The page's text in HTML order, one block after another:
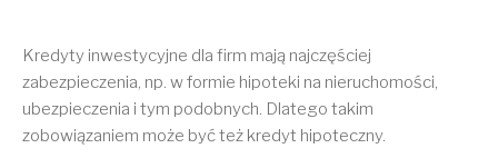
Kredyty inwestycyjne dla firm mają najczęściej
zabezpieczenia, np. w formie hipoteki na nieruchomości,
ubezpieczenia i tym podobnych. Dlatego takim
zobowiązaniem może być też kredyt hipoteczny.